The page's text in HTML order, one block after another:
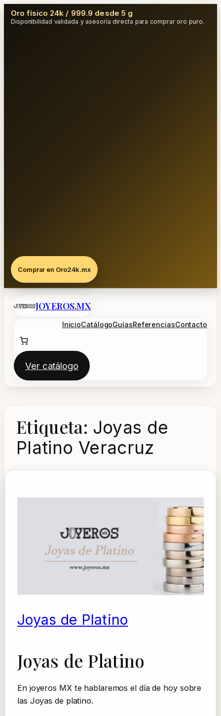
Oro físico 24k / 999.9 desde 5 g
Disponibilidad validada y asesoría directa para comprar oro puro.
Comprar en Oro24k.mx
Saltar
JOYEROS.MX
InicioCatálogoGuíasReferenciasContacto
Ver catálogo
Etiqueta: Joyas de
Platino Veracruz
Joyas de Platino
Joyas de Platino
En joyeros MX te hablaremos el día de hoy sobre
las Joyas de platino.